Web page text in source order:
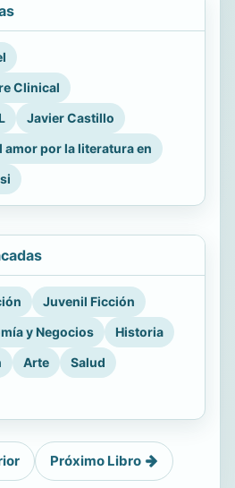
Clinical
Javier Castillo
amor por la literatura en
Juvenil Ficción
y Negocios
Historia
Arte
Salud
Próximo Libro